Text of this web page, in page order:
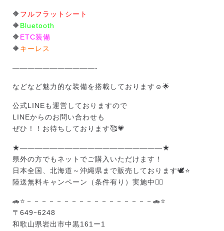
🔶フルフラットシート
🔶Bluetooth
🔶ETC装備
🔶キーレス
———————————-
などなど魅力的な装備を搭載しております☺️🌟
公式LINEも運営しておりますので
LINEからのお問い合わせも
ぜひ！！お待ちしております🥰💗
★———————————————————★
県外の方でもネットでご購入いただけます！
日本全国、北海道～沖縄県まで販売しております🕊️⭐
陸送無料キャンペーン（条件有り）実施中❤️‍🔥
🚗⭐－－－－－－－－－－－－－－－－－🚗⭐
〒649ｰ6248
和歌山県岩出市中黒161ー1